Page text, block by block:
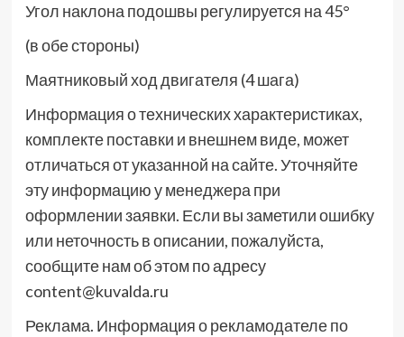
Угол наклона подошвы регулируется на 45°
(в обе стороны)
Маятниковый ход двигателя (4 шага)
Информация о технических характеристиках,
комплекте поставки и внешнем виде, может
отличаться от указанной на сайте. Уточняйте
эту информацию у менеджера при
оформлении заявки. Если вы заметили ошибку
или неточность в описании, пожалуйста,
сообщите нам об этом по адресу
content@kuvalda.ru
Реклама. Информация о рекламодателе по